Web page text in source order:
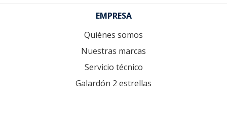
EMPRESA
Quiénes somos
Nuestras marcas
Servicio técnico
Galardón 2 estrellas